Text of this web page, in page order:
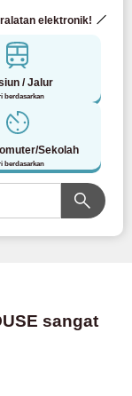
elektronik!
/ Jalur
berdasarkan
Sekolah
berdasarkan
sangat